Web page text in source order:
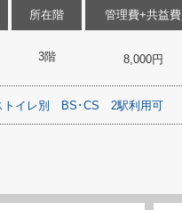
所在階
3階
管理費+共益費
8,000円
トイレ別 BS･CS 2駅利用可